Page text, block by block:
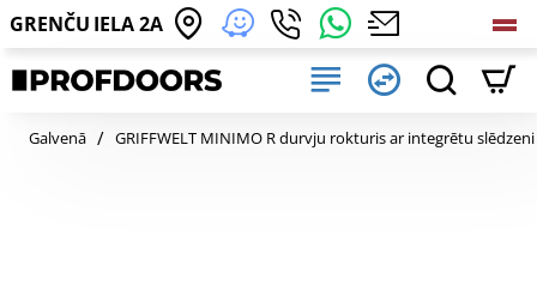
GRENČU IELA 2A
Galvenā homeGRIFFWELT MINIMO R durvju rokturis ar integrētu slēdzeni